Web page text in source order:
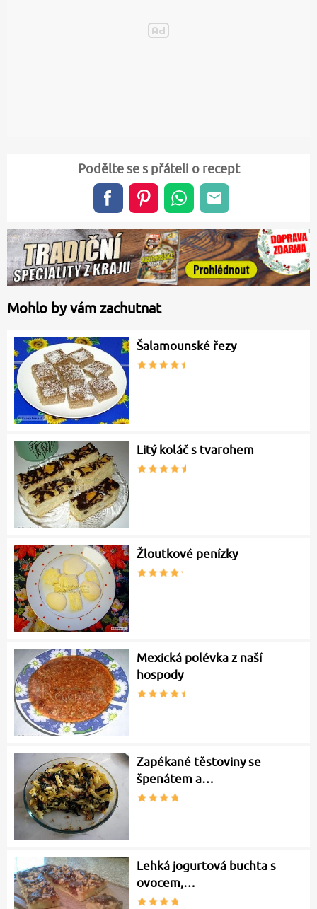
Podělte se s přáteli o recept
Mohlo by vám zachutnat
Šalamounské řezy
Litý koláč s tvarohem
Žloutkové penízky
Mexická polévka z naší
hospody
Zapékané těstoviny se
špenátem a…
Lehká jogurtová buchta s
ovocem,…